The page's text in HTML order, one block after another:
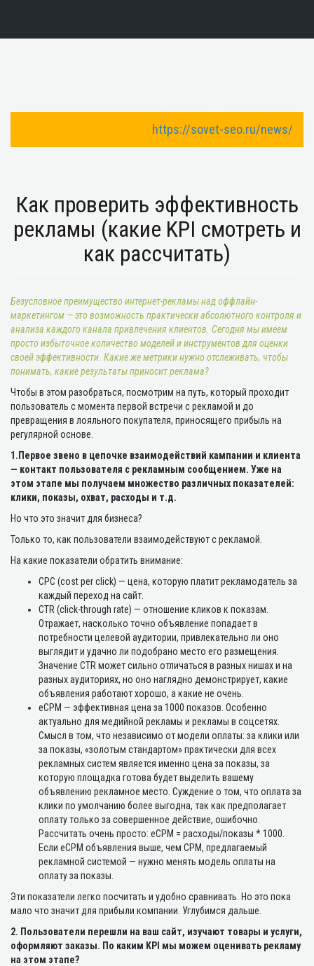
https://sovet-seo.ru/news/
Как проверить эффективность
рекламы (какие KPI смотреть и
как рассчитать)
Безусловное преимущество интернет-рекламы над оффлайн-
маркетингом — это возможность практически абсолютного контроля и
анализа каждого канала привлечения клиентов. Сегодня мы имеем
просто избыточное количество моделей и инструментов для оценки
своей эффективности. Какие же метрики нужно отслеживать, чтобы
понимать, какие результаты приносит реклама?
Чтобы в этом разобраться, посмотрим на путь, который проходит
пользователь с момента первой встречи с рекламой и до
превращения в лояльного покупателя, приносящего прибыль на
регулярной основе.
1.Первое звено в цепочке взаимодействий кампании и клиента
— контакт пользователя с рекламным сообщением. Уже на
этом этапе мы получаем множество различных показателей:
клики, показы, охват, расходы и т.д.
Но что это значит для бизнеса?
Только то, как пользователи взаимодействуют с рекламой.
На какие показатели обратить внимание:
CPC (cost per click) — цена, которую платит рекламодатель за
каждый переход на сайт.
CTR (click-through rate) — отношение кликов к показам.
Отражает, насколько точно объявление попадает в
потребности целевой аудитории, привлекательно ли оно
выглядит и удачно ли подобрано место его размещения.
Значение CTR может сильно отличаться в разных нишах и на
разных аудиториях, но оно наглядно демонстрирует, какие
объявления работают хорошо, а какие не очень.
eCPM — эффективная цена за 1000 показов. Особенно
актуально для медийной рекламы и рекламы в соцсетях.
Смысл в том, что независимо от модели оплаты: за клики или
за показы, «золотым стандартом» практически для всех
рекламных систем является именно цена за показы, за
которую площадка готова будет выделить вашему
объявлению рекламное место. Суждение о том, что оплата за
клики по умолчанию более выгодна, так как предполагает
оплату только за совершенное действие, ошибочно.
Рассчитать очень просто: eCPM = расходы/показы * 1000.
Если eCPM объявления выше, чем CPM, предлагаемый
рекламной системой — нужно менять модель оплаты на
оплату за показы.
Эти показатели легко посчитать и удобно сравнивать. Но это пока
мало что значит для прибыли компании. Углубимся дальше.
2. Пользователи перешли на ваш сайт, изучают товары и услуги,
оформляют заказы. По каким KPI мы можем оценивать рекламу
на этом этапе?